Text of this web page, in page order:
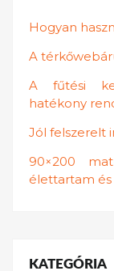
Hogyan
A
A fűtési
hatékony
Jól felszerelt
90×200
élettartam és
KATEGÓRIA